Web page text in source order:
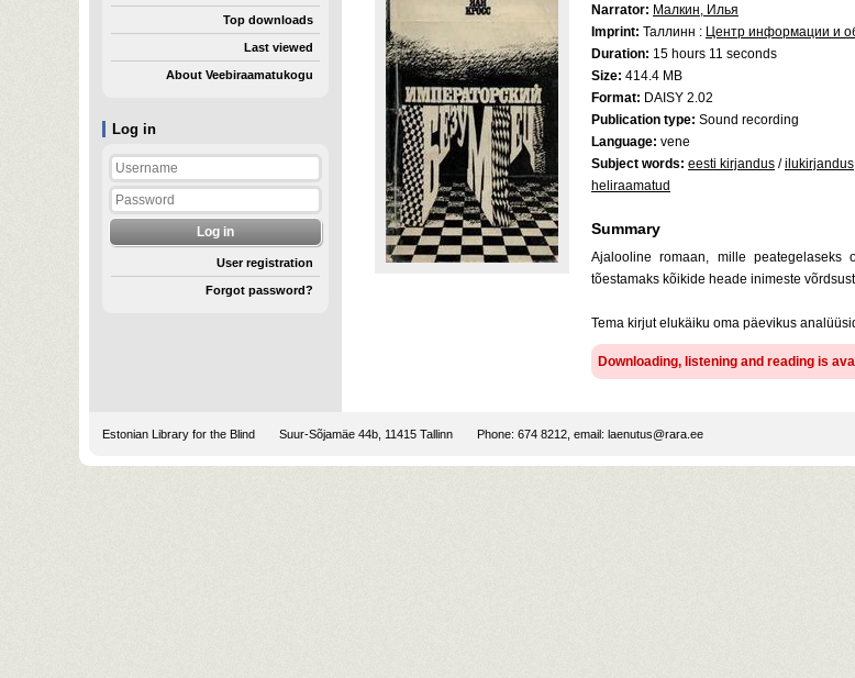
Log in
User registration
Forgot password?
Top downloads
Last viewed
About Veebiraamatukogu
Narrator: Малкин, Илья
Imprint: Таллинн : Центр информации и
Duration: 15 hours 11 seconds
Size: 414.4 MB
Format: DAISY 2.02
Publication type: Sound recording
Language: vene
Subject words: eesti kirjandus /ilukirjandus
heliraamatud
Summary
Ajalooline romaan, mille
tõestamaks kõikide heade inimeste
Tema kirjut elukäiku oma päevikus
Downloading, listening and reading is
Estonian Library for the Blind Suur-Sõjamäe 44b, 11415 Tallinn Phone: 674 8212, email: laenutus@rara.ee